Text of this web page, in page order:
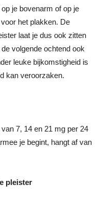
je bovenarm of op je
het plakken. De
laat je dus ook zitten
volgende ochtend ook
leuke bijkomstigheid is
kan veroorzaken.
7, 14 en 21 mg per 24
je begint, hangt af van
pleister